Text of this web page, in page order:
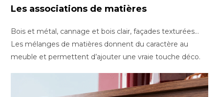
Les associations de matières
Bois et métal, cannage et bois clair, façades texturées…
Les mélanges de matières donnent du caractère au
meuble et permettent d’ajouter une vraie touche déco.